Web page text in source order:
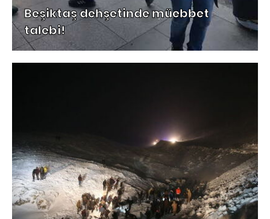
Beşiktaş dehşetinde müebbet
talebi!